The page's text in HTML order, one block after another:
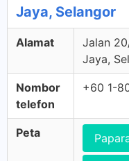
Jaya, Selangor
Alamat
Jalan
Jaya,
Nombor
telefon
+60 1-
Peta